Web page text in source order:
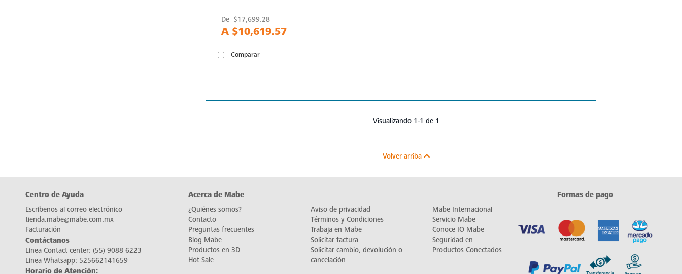
De$17,699.28
A $10,619.57
Comparar
Visualizando 1-1 de 1
Volver arriba
Centro de Ayuda
Escríbenos al correo electrónico
tienda.mabe@mabe.com.mx
Facturación
Contáctanos
Línea Contact center: (55) 9088 6223
Línea Whatsapp: 525662141659
Horario de Atención:
Acerca de Mabe
¿Quiénes somos?
Contacto
Preguntas frecuentes
Blog Mabe
Productos en 3D
Hot Sale
Aviso de privacidad
Términos y Condiciones
Trabaja en Mabe
Solicitar factura
Solicitar cambio, devolución o
cancelación
Mabe Internacional
Servicio Mabe
Conoce IO Mabe
Seguridad en
Productos Conectados
Formas de pago